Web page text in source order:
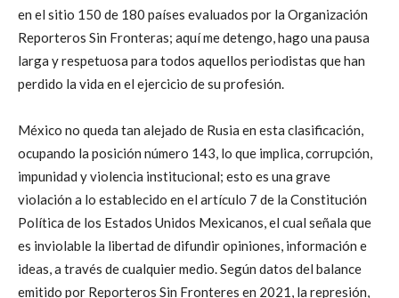
en el sitio 150 de 180 países evaluados por la Organización
Reporteros Sin Fronteras; aquí me detengo, hago una pausa
larga y respetuosa para todos aquellos periodistas que han
perdido la vida en el ejercicio de su profesión.
México no queda tan alejado de Rusia en esta clasificación,
ocupando la posición número 143, lo que implica, corrupción,
impunidad y violencia institucional; esto es una grave
violación a lo establecido en el artículo 7 de la Constitución
Política de los Estados Unidos Mexicanos, el cual señala que
es inviolable la libertad de difundir opiniones, información e
ideas, a través de cualquier medio. Según datos del balance
emitido por Reporteros Sin Fronteres en 2021, la represión,